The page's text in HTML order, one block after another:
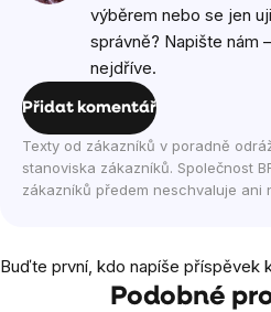
výběrem nebo se jen
správně? Napište nám
nejdříve.
Přidat komentář
Texty od zákazníků v poradně
stanoviska zákazníků. Společnost
zákazníků předem neschvaluje ani
Buďte první, kdo napíše příspěvek
Podobné